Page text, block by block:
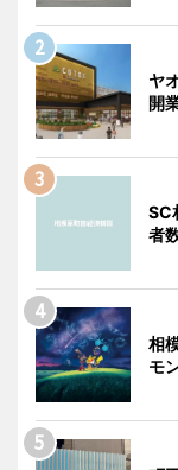
ヤ
開
SC
者
相
モ